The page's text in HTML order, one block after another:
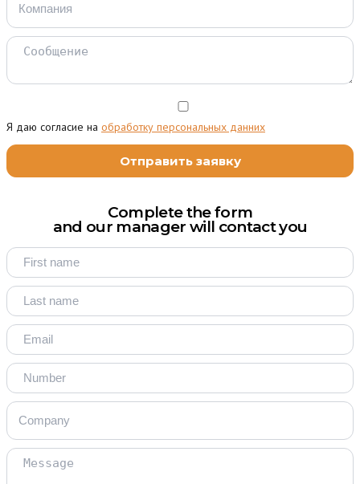
Я даю согласие на обработку персональных данних
Complete the form
and our manager will contact you